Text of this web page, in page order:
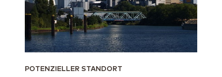
POTENZIELLER STANDORT